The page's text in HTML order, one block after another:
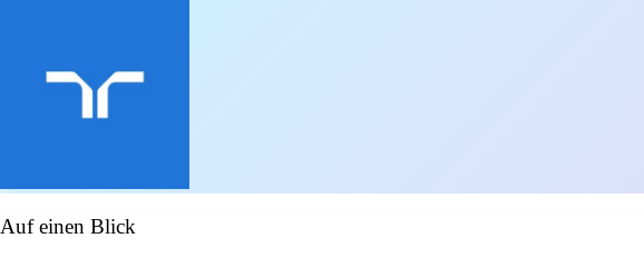
Auf einen Blick